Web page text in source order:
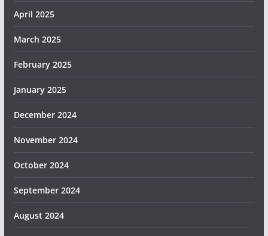
April 2025
March 2025
February 2025
January 2025
December 2024
November 2024
October 2024
September 2024
August 2024